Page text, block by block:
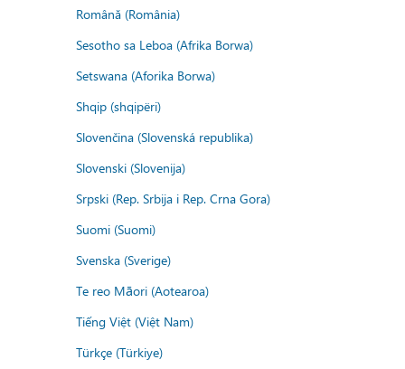
Română (România)
Sesotho sa Leboa (Afrika Borwa)
Setswana (Aforika Borwa)
Shqip (shqipëri)
Slovenčina (Slovenská republika)
Slovenski (Slovenija)
Srpski (Rep. Srbija i Rep. Crna Gora)
Suomi (Suomi)
Svenska (Sverige)
Te reo Māori (Aotearoa)
Tiếng Việt (Việt Nam)
Türkçe (Türkiye)